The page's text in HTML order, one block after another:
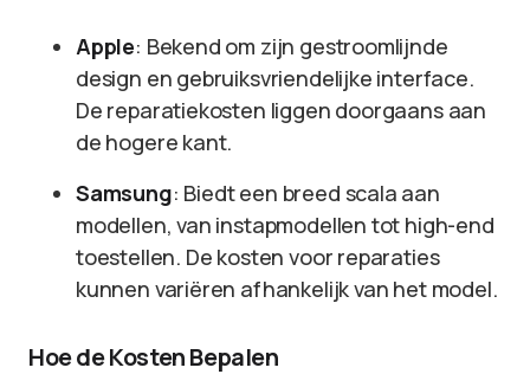
Apple: Bekend om zijn gestroomlijnde
design en gebruiksvriendelijke interface.
De reparatiekosten liggen doorgaans aan
de hogere kant.
Samsung: Biedt een breed scala aan
modellen, van instapmodellen tot high-end
toestellen. De kosten voor reparaties
kunnen variëren afhankelijk van het model.
Hoe de Kosten Bepalen